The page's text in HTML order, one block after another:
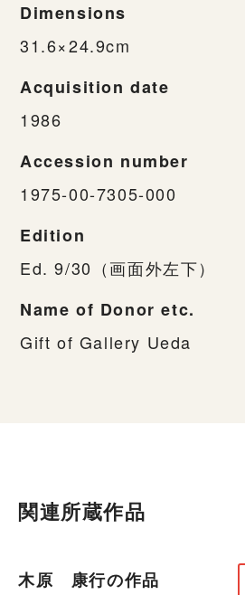
Dimensions
31.6×24.9cm
Acquisition date
1986
Accession number
1975-00-7305-000
Edition
Ed. 9/30（画面外左下）
Name of Donor etc.
Gift of Gallery Ueda
関連所蔵作品
木原 康行の作品